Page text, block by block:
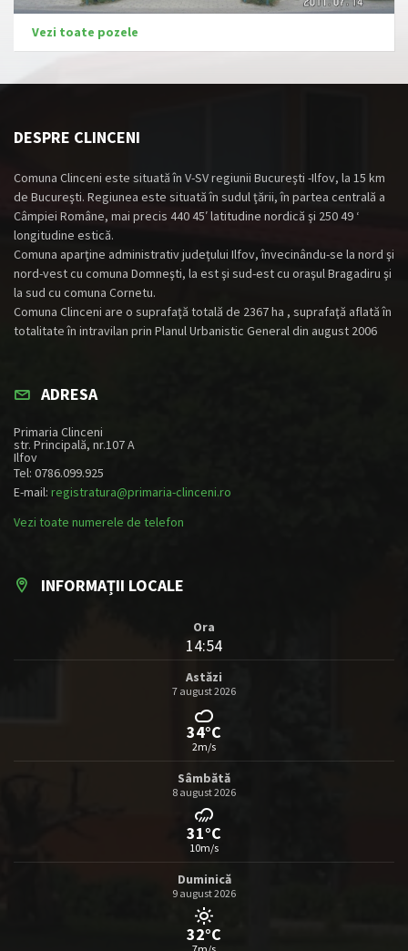
Vezi toate pozele
DESPRE CLINCENI
Comuna Clinceni este situată în V-SV regiunii Bucureşti -Ilfov, la 15 km
de Bucureşti. Regiunea este situată în sudul ţării, în partea centrală a
Câmpiei Române, mai precis 440 45′ latitudine nordică şi 250 49 ‘
longitudine estică.
Comuna aparţine administrativ judeţului Ilfov, învecinându-se la nord şi
nord-vest cu comuna Domneşti, la est şi sud-est cu oraşul Bragadiru şi
la sud cu comuna Cornetu.
Comuna Clinceni are o suprafaţă totală de 2367 ha , suprafaţă aflată în
totalitate în intravilan prin Planul Urbanistic General din august 2006
ADRESA
Primaria Clinceni
str. Principală, nr.107 A
Ilfov
Tel: 0786.099.925
E-mail: registratura@primaria-clinceni.ro
Vezi toate numerele de telefon
INFORMAȚII LOCALE
Ora
14:54
Astăzi
7 august 2026
34°C
2m/s
Sâmbătă
8 august 2026
31°C
10m/s
Duminică
9 august 2026
32°C